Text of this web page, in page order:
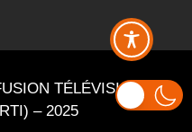
TÉLÉVISION
– 2025